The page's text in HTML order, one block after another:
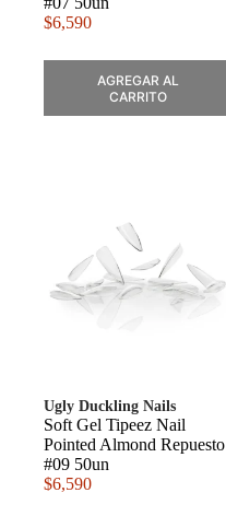
$6,590
AGREGAR AL
CARRITO
Ugly Duckling Nails
Soft Gel Tipeez Nail
Pointed Almond Repuesto
#09 50un
$6,590